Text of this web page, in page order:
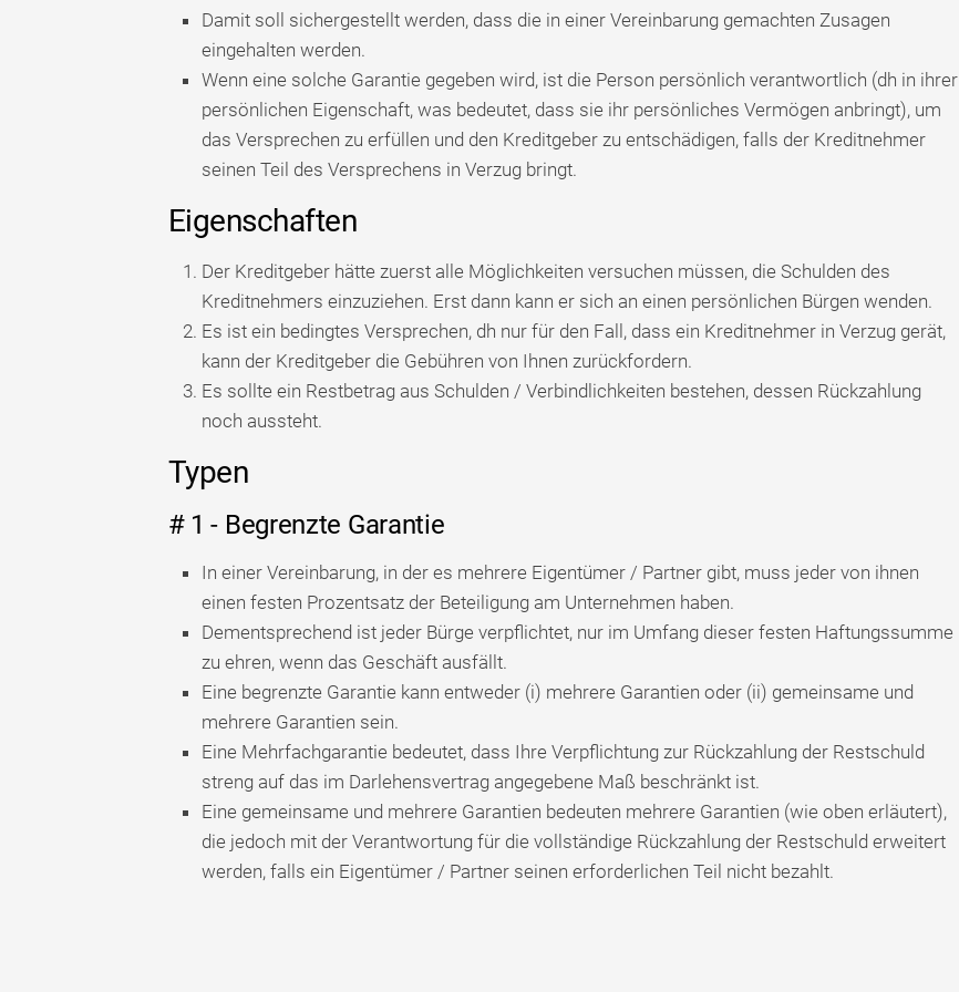
Damit soll sichergestellt werden, dass die in einer Vereinbarung gemachten Zusagen
eingehalten werden.
Wenn eine solche Garantie gegeben wird, ist die Person persönlich verantwortlich (dh in ihrer
persönlichen Eigenschaft, was bedeutet, dass sie ihr persönliches Vermögen anbringt), um
das Versprechen zu erfüllen und den Kreditgeber zu entschädigen, falls der Kreditnehmer
seinen Teil des Versprechens in Verzug bringt.
Eigenschaften
Der Kreditgeber hätte zuerst alle Möglichkeiten versuchen müssen, die Schulden des
Kreditnehmers einzuziehen. Erst dann kann er sich an einen persönlichen Bürgen wenden.
Es ist ein bedingtes Versprechen, dh nur für den Fall, dass ein Kreditnehmer in Verzug gerät,
kann der Kreditgeber die Gebühren von Ihnen zurückfordern.
Es sollte ein Restbetrag aus Schulden / Verbindlichkeiten bestehen, dessen Rückzahlung
noch aussteht.
Typen
# 1 - Begrenzte Garantie
In einer Vereinbarung, in der es mehrere Eigentümer / Partner gibt, muss jeder von ihnen
einen festen Prozentsatz der Beteiligung am Unternehmen haben.
Dementsprechend ist jeder Bürge verpflichtet, nur im Umfang dieser festen Haftungssumme
zu ehren, wenn das Geschäft ausfällt.
Eine begrenzte Garantie kann entweder (i) mehrere Garantien oder (ii) gemeinsame und
mehrere Garantien sein.
Eine Mehrfachgarantie bedeutet, dass Ihre Verpflichtung zur Rückzahlung der Restschuld
streng auf das im Darlehensvertrag angegebene Maß beschränkt ist.
Eine gemeinsame und mehrere Garantien bedeuten mehrere Garantien (wie oben erläutert),
die jedoch mit der Verantwortung für die vollständige Rückzahlung der Restschuld erweitert
werden, falls ein Eigentümer / Partner seinen erforderlichen Teil nicht bezahlt.